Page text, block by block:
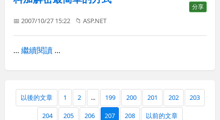
分享
📅 2007/10/27 15:22 📁ASP.NET
...繼續閱讀 ...
以後的文章 1 2 ... 199 200 201 202 203
204 205 206 207 208 以前的文章